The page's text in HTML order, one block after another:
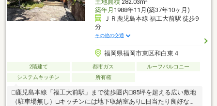
土地面積282.03m
築年月 1988年11月(築37年10ヶ月)
ＪＲ鹿児島本線 福工大前駅 徒歩9
分
その他の交通
福岡県福岡市東区和白東４
2階建て 都市ガス
ルーフバルコニー
システムキッチン
所有権
□鹿児島本線「福工大前駅」まで徒歩圏内□85坪を超える広い敷地
（駐車場無し）□キッチンには地下収納室あり□日当たり良好な南